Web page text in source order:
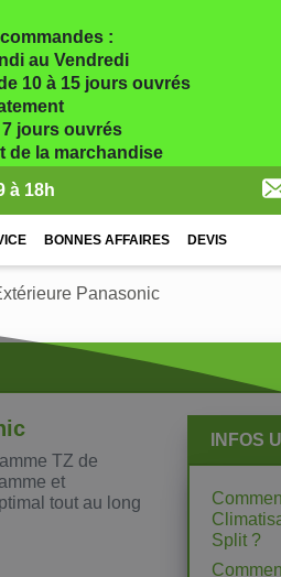
:
au Vendredi
10 à 15 jours ouvrés
jours ouvrés
de la marchandise
à 18h
BONNES AFFAIRES DEVIS
Panasonic
TZ de
et
tout au long
INFOS
Split ?